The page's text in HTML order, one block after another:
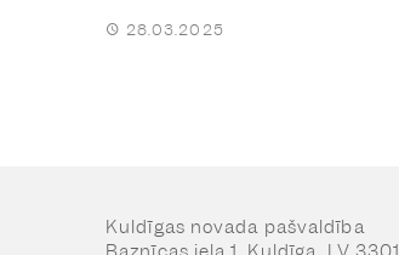
28.03.2025
Kuldīgas novada pašvaldība